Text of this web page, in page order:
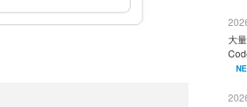
大